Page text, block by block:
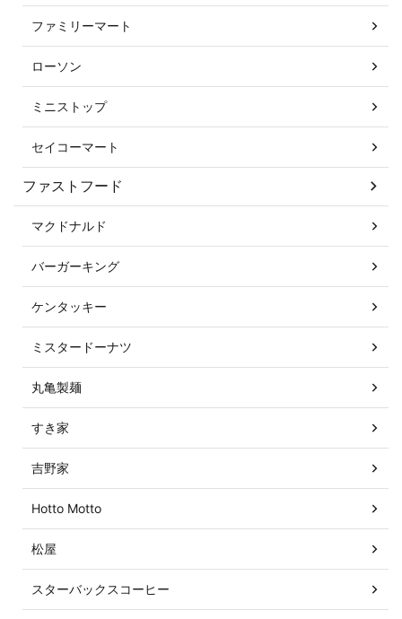
ファミリーマート
ローソン
ミニストップ
セイコーマート
ファストフード
マクドナルド
バーガーキング
ケンタッキー
ミスタードーナツ
丸亀製麺
すき家
吉野家
Hotto Motto
松屋
スターバックスコーヒー